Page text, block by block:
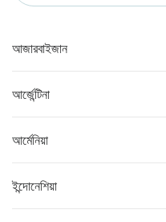
আজারবাইজান
আর্জেন্টিনা
আর্মেনিয়া
ইন্দোনেশিয়া